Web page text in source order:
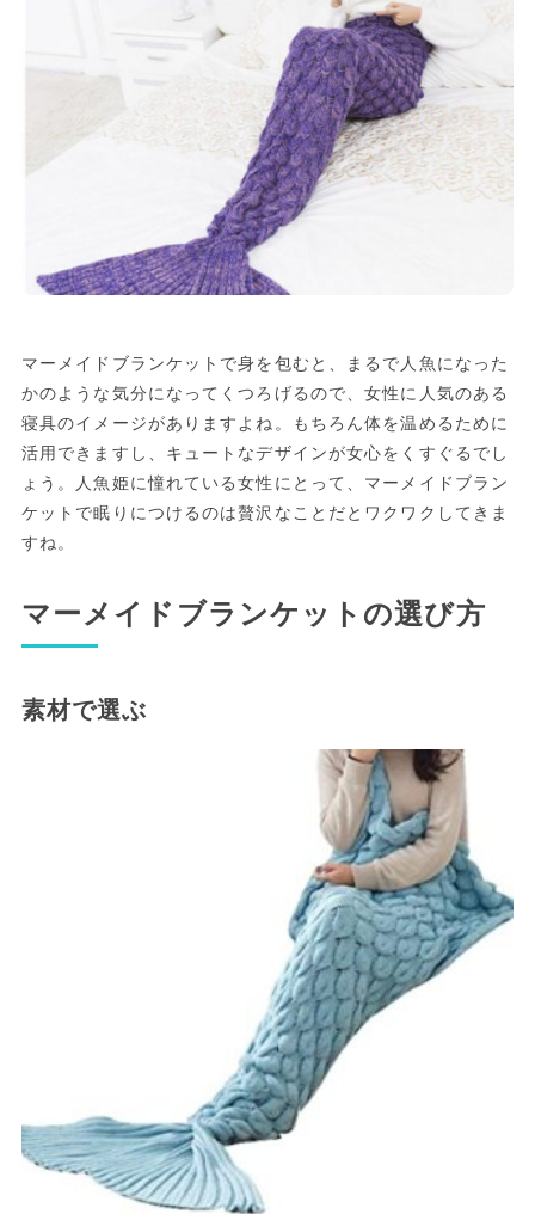
マーメイドブランケットで身を包むと、まるで人魚になった
かのような気分になってくつろげるので、女性に人気のある
寝具のイメージがありますよね。もちろん体を温めるために
活用できますし、キュートなデザインが女心をくすぐるでし
ょう。人魚姫に憧れている女性にとって、マーメイドブラン
ケットで眠りにつけるのは贅沢なことだとワクワクしてきま
すね。
マーメイドブランケットの選び方
素材で選ぶ